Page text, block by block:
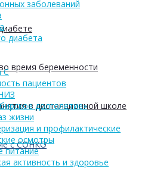
время беременности
в дистанционной школе
с СОНКО
заболеваний
диабета
С
пациентов
долголетие»
жизни
и профилактические
осмотры
питание
активность и здоровье